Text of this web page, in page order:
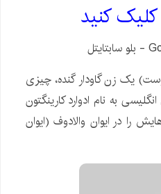
کليک کنيد
یک زن گاودار گنده، چیزی
به نام ادوارد کارینگتون
را در ایوان والادوف (ایوان